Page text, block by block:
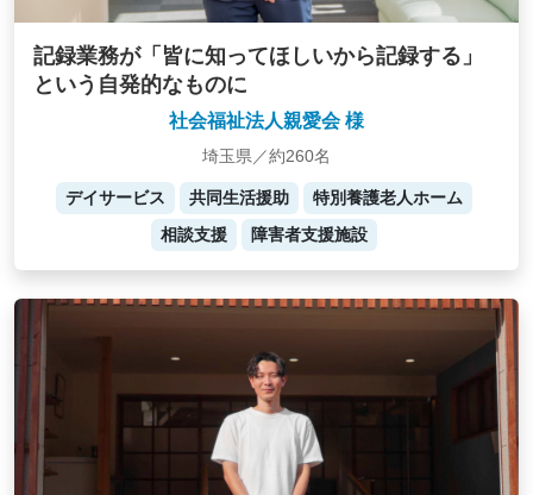
記録業務が「皆に知ってほしいから記録する」
という自発的なものに
社会福祉法人親愛会 様
埼玉県／約260名
デイサービス 共同生活援助
特別養護老人ホーム
相談支援
障害者支援施設